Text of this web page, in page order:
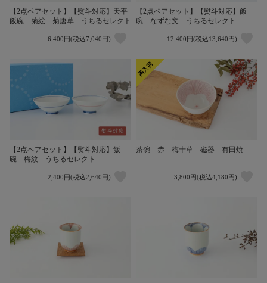
【2点ペアセット】【熨斗対応】天平
飯碗 菊絵 菊唐草 うちるセレクト
6,400円(税込7,040円)
【2点ペアセット】【熨斗対応】飯
碗 なずな文 うちるセレクト
12,400円(税込13,640円)
【2点ペアセット】【熨斗対応】飯
碗 梅紋 うちるセレクト
2,400円(税込2,640円)
茶碗 赤 梅十草 磁器 有田焼
3,800円(税込4,180円)